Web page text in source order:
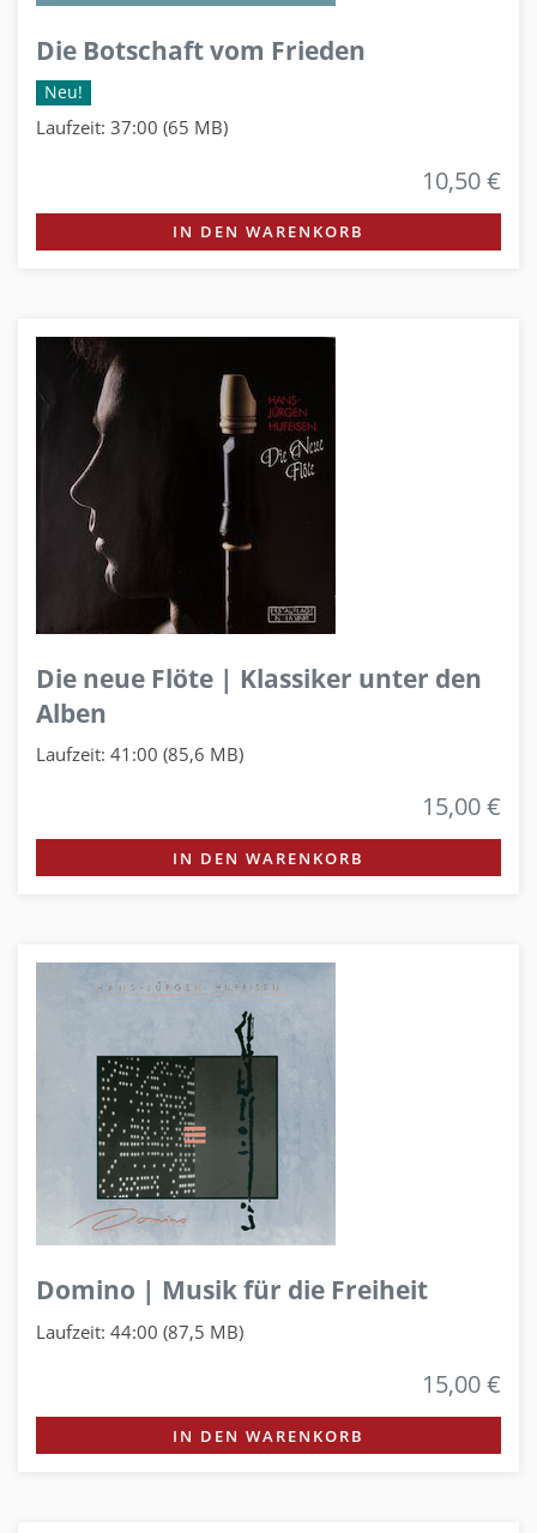
Die Botschaft vom Frieden
Neu!
Laufzeit: 37:00 (65 MB)
10,50 €
IN DEN WARENKORB
Die neue Flöte | Klassiker unter den
Alben
Laufzeit: 41:00 (85,6 MB)
15,00 €
IN DEN WARENKORB
Domino | Musik für die Freiheit
Laufzeit: 44:00 (87,5 MB)
15,00 €
IN DEN WARENKORB